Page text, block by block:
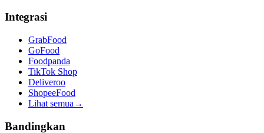
Integrasi
GrabFood
GoFood
Foodpanda
TikTok Shop
Deliveroo
ShopeeFood
Lihat semua →
Bandingkan